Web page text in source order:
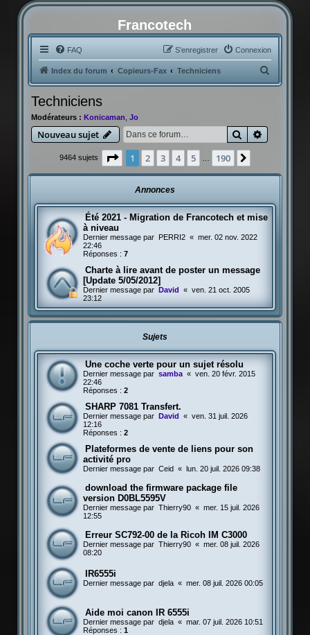
Francotech
FAQ Connexion
S’enregistrer
Index du forum Copieurs-Fax Techniciens
e
e
Techniciens
Modérateurs : Konicaman, Jo
Nouveau sujet Rechercher
9464 sujets Page 1sur190
1 2 3 4 5 190
Annonces
Été 2021 - Migration de Francotech et mise
à niveau
Dernier message par PERRI2 « mer. 02 nov. 2022
22:46
Réponses : 7
Charte à lire avant de poster un message
[Update 5/05/2012]
Dernier message par David « ven. 21 oct. 2005
23:12
Sujets
Une coche verte pour un sujet résolu
Dernier message par samba « ven. 20 févr. 2015
22:46
Réponses : 2
SHARP 7081 Transfert.
Dernier message par David « ven. 31 juil. 2026
12:16
Réponses : 2
Plateformes de vente de liens pour son
activité pro
Dernier message par Ceid « lun. 20 juil. 2026 09:38
download the firmware package file
version D0BL5595V
Dernier message par Thierry90 « mer. 15 juil. 2026
12:55
Erreur SC792-00 de la Ricoh IM C3000
Dernier message par Thierry90 « mer. 08 juil. 2026
08:20
IR6555i
Dernier message par djela « mer. 08 juil. 2026 00:05
Aide moi canon IR 6555i
Dernier message par djela « mar. 07 juil. 2026 10:51
Réponses : 1